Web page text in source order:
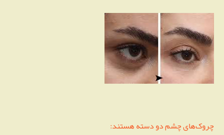
چروک‌های چشم دو دسته هستند: